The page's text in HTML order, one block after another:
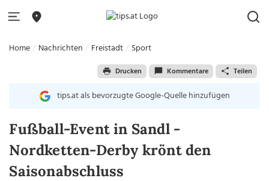
Home Nachrichten Freistadt Sport
Drucken Kommentare Teilen
tips.at als bevorzugte Google-Quelle hinzufügen
Fußball-Event in Sandl -
Nordketten-Derby krönt den
Saisonabschluss